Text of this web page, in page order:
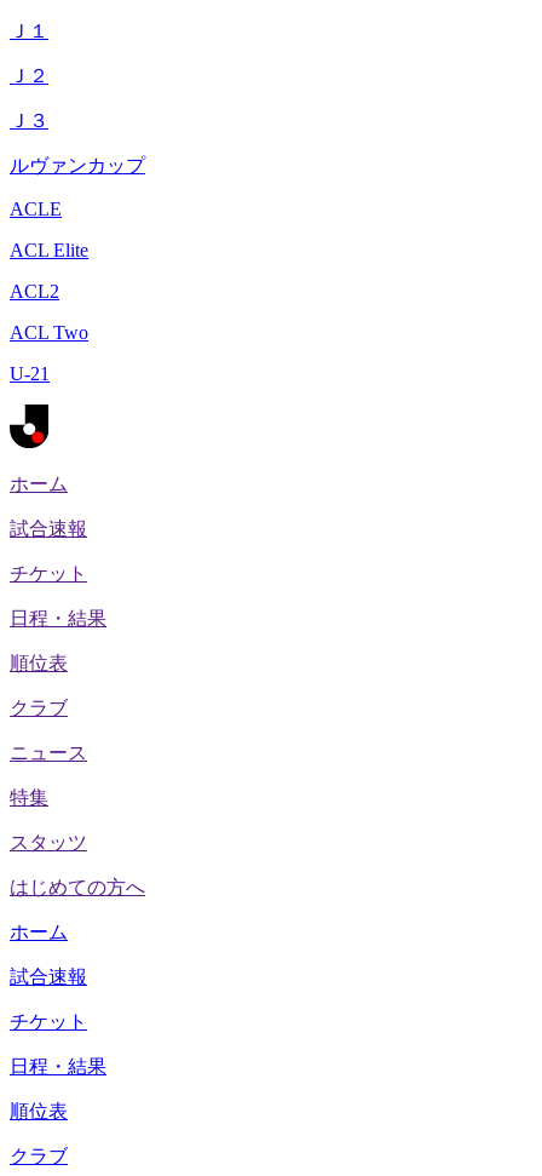
Ｊ１
Ｊ２
Ｊ３
ルヴァンカップ
ACLE
ACL Elite
ACL2
ACL Two
U-21
ホーム
試合速報
チケット
日程・結果
順位表
クラブ
ニュース
特集
スタッツ
はじめての方へ
ホーム
試合速報
チケット
日程・結果
順位表
クラブ